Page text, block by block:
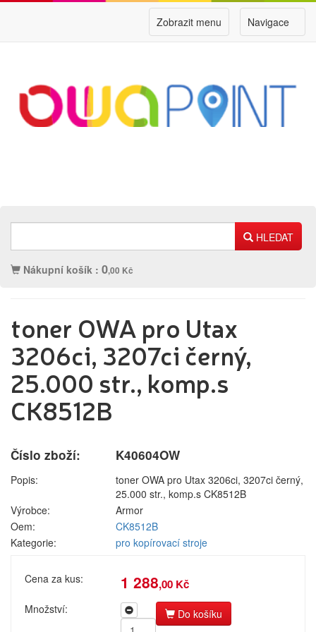
Navigace
Zobrazit menu
HLEDAT
Nákupní košík : 0,00 Kč
Přihlášení zákazníka
Přihlásit se
Nová registrace
Kategorie Výrobci
Náplně
pro laserové tiskárny
pro jehličkové tiskárny
pro inkoustové tiskárny
pro laserové
tiskárny
pro
jehličkové
tiskárny
pro
inkoustové
pro
Label tape
Papíry a
fólie
Filamenty
prostředky
Textilní
toner OWA pro Utax
3206ci, 3207ci černý,
25.000 str., komp.s
CK8512B
Číslo zboží: K40604OW
Popis:
toner OWA pro Utax 3206ci, 3207ci černý,
25.000 str., komp.s CK8512B
Výrobce:
Armor
Oem:
CK8512B
Kategorie:
pro kopírovací stroje
Cena za kus: 1 288,00 Kč
Množství: Do košíku